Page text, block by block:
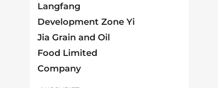
Langfang
Development Zone Yi
Jia Grain and Oil
Food Limited
Company